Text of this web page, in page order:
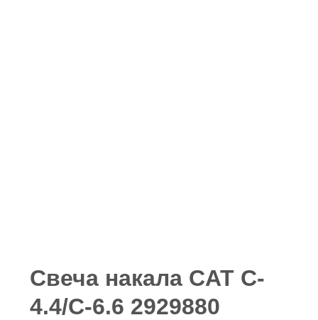
Свеча накала CAT C-
4.4/C-6.6 2929880